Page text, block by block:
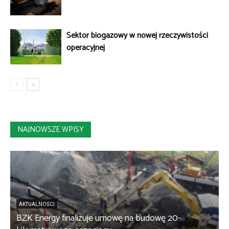
Sektor biogazowy w nowej rzeczywistości
operacyjnej
NAJNOWSZE WPISY
AKTUALNOŚCI
BZK Energy finalizuje umowę na budowę 20-